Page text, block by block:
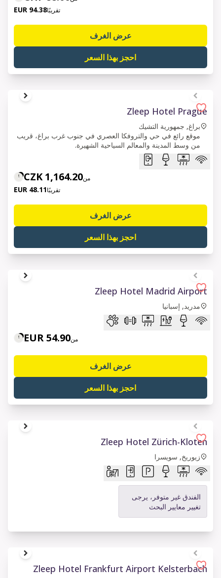
تقريبًا94.38 EUR
عرض الغرف
احجز بهذا السعر
1 of 6
Zleep Hotel Prague
براغ, جمهورية التشيك
موقع رائع في حي والتروفكا العصري في جنوب غرب براغ، قريب
من وسط المدينة والمعالم السياحية الشهيرة.
من1,164.20 CZK
تقريبًا48.11 EUR
عرض الغرف
احجز بهذا السعر
1 of 8
Zleep Hotel Madrid Airport
مدريد, إسبانيا
من54.90 EUR
عرض الغرف
احجز بهذا السعر
1 of 6
Zleep Hotel Zürich-Kloten
زيوريخ, سويسرا
الفندق غير متوفر، يرجى
تغيير معايير البحث
1 of 9
Zleep Hotel Frankfurt Airport Kelsterbach